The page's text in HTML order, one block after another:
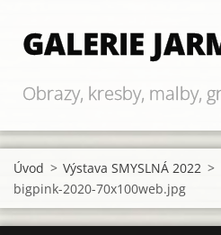
GALERIE
Obrazy, kresby, malby,
Úvod > Výstava SMYSLNÁ 2022 >
bigpink-2020-70x100web.jpg